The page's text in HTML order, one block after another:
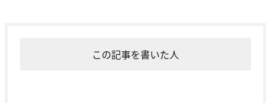
この記事を書いた人